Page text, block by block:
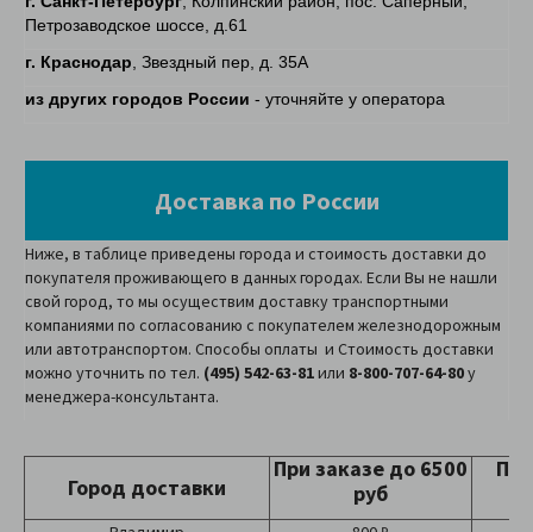
Петрозаводское шоссе, д.61
г. Краснодар, Звездный пер, д. 35А
из других городов России - уточняйте у оператора
Доставка по России
Ниже, в таблице приведены города и стоимость доставки до
покупателя проживающего в данных городах. Если Вы не нашли
свой город, то мы осуществим доставку транспортными
компаниями по согласованию с покупателем железнодорожным
или автотранспортом. Способы оплаты и Стоимость доставки
можно уточнить по тел. (495) 542-63-81или 8-800-707-64-80у
менеджера-консультанта.
Город доставки
При заказе до 6500
руб